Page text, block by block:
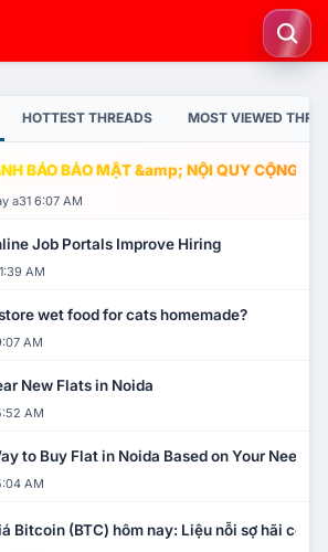
HOTTEST THREADS MOST VIEWED
BÁO BẢO MẬT &amp; NỘI QUY CỘNG
a31 6:07 AM
Job Portals Improve Hiring
AM
wet food for cats homemade?
AM
New Flats in Noida
AM
to Buy Flat in Noida Based on Your Needs
AM
Bitcoin (BTC) hôm nay: Liệu nỗi sợ hãi có